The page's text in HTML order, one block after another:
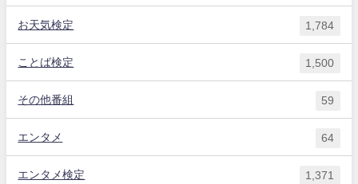
お天気検定 1,784
ことば検定 1,500
その他番組 59
エンタメ 64
エンタメ検定 1,371